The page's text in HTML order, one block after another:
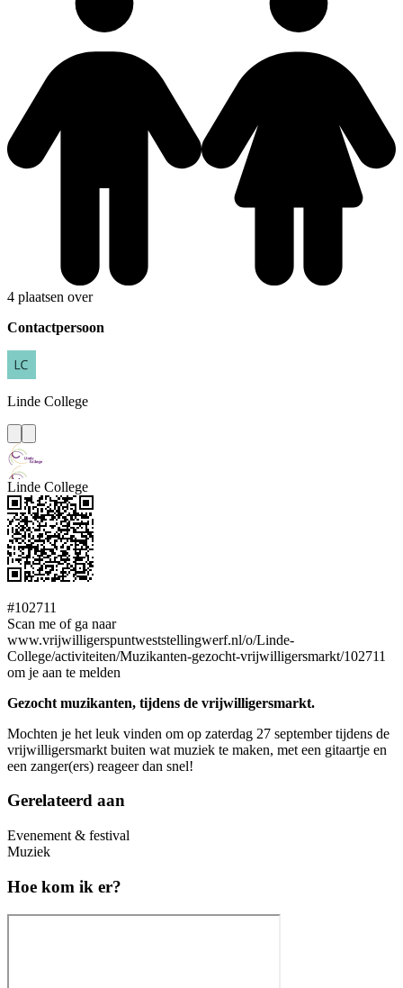
4 plaatsen over
Contactpersoon
Linde College
Linde College
#102711
Scan me of ga naar
www.vrijwilligerspuntweststellingwerf.nl/o/Linde-
College/activiteiten/Muzikanten-gezocht-vrijwilligersmarkt/102711
om je aan te melden
Gezocht muzikanten, tijdens de vrijwilligersmarkt.
Mochten je het leuk vinden om op zaterdag 27 september tijdens de
vrijwilligersmarkt buiten wat muziek te maken, met een gitaartje en
een zanger(ers) reageer dan snel!
Gerelateerd aan
Evenement & festival
Muziek
Hoe kom ik er?